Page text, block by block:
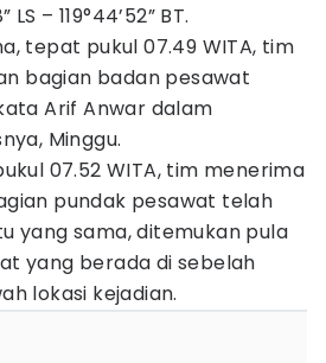
– 119°44’52” BT.
tepat pukul 07.49 WITA, tim
bagian badan pesawat
Arif Anwar dalam
Minggu.
07.52 WITA, tim menerima
pundak pesawat telah
yang sama, ditemukan pula
yang berada di sebelah
lokasi kejadian.